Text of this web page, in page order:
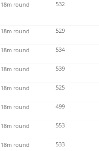
18m round 532
18m round 529
18m round 534
18m round 539
18m round 525
18m round 499
18m round 553
18m round 533